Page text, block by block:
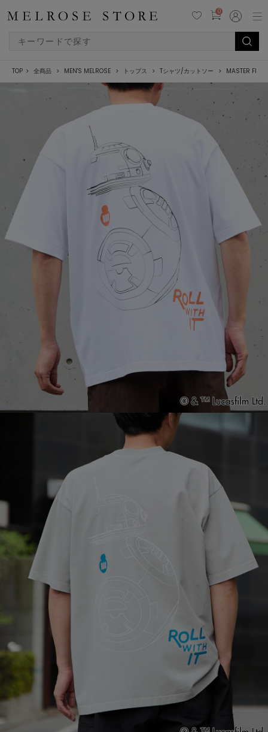
0
TOP 全商品 MEN'S MELROSE トップス Tシャツ/カットソー MASTER